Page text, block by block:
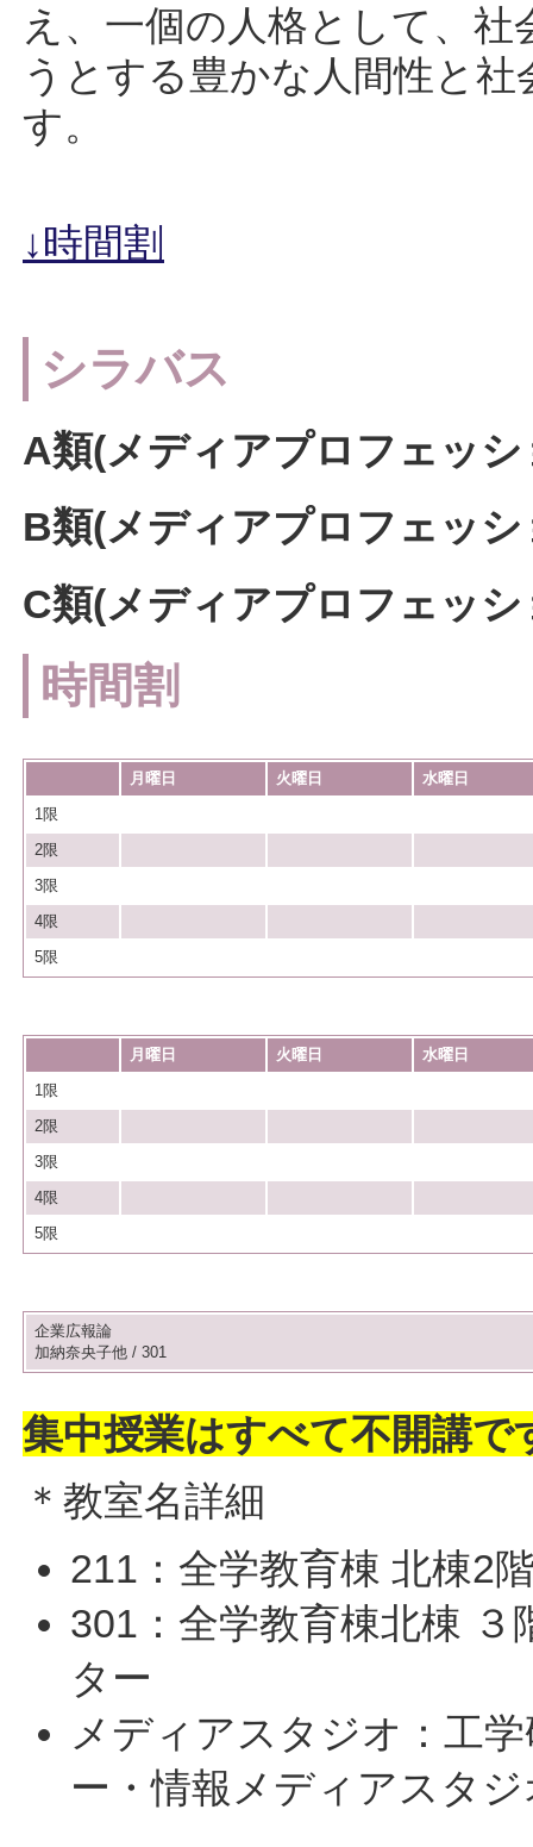
え、一個の人格として、
うとする豊かな人間性と
す。
↓時間割
シラバス
A類(メディアプロフェッ
B類(メディアプロフェッ
C類(メディアプロフェッ
時間割
月曜日 火曜日
水曜日
1限
2限
3限
4限
5限
月曜日 火曜日
水曜日
1限
2限
3限
4限
5限
企業広報論
加納奈央子他 / 301
集中授業はすべて不開講で
＊教室名詳細
211：全学教育棟 北棟2
301：全学教育棟北棟
ター
メディアスタジオ：工
ー・情報メディアスタ